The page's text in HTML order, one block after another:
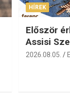
HÍREK
Először
Assisi
2026.08.05.